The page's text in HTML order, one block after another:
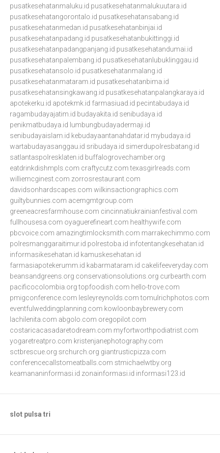
pusatkesehatanmaluku.id pusatkesehatanmalukuutara.id
pusatkesehatangorontalo.id pusatkesehatansabang.id
pusatkesehatanmedan.id pusatkesehatanbinjai.id
pusatkesehatanpadang.id pusatkesehatanbukittinggi.id
pusatkesehatanpadangpanjang.id pusatkesehatandumai.id
pusatkesehatanpalembang.id pusatkesehatanlubuklinggau.id
pusatkesehatansolo.id pusatkesehatanmalang.id
pusatkesehatanmataram.id pusatkesehatanbima.id
pusatkesehatansingkawang.id pusatkesehatanpalangkaraya.id
apotekerku.id apotekmk.id farmasiuad.id pecintabudaya.id
ragambudayajatim.id budayakita.id senibudaya.id
penikmatbudaya.id lumbungbudayadermaji.id
senibudayaislam.id kebudayaantanahdatar.id mybudaya.id
wartabudayasanggau.id sribudaya.id simerdupolresbatang.id
satlantaspolresklaten.id buffalogrovechamber.org
eatdrinkdishmpls.com craftycutz.com texasgirlreads.com
williemcginest.com zorrosrestaurant.com
davidsonhardscapes.com wilkinsactiongraphics.com
guiltybunnies.com acemgmtgroup.com
greeneacresfarmhouse.com cincinnatiukrainianfestival.com
fullhousesa.com oyaguerefineart.com healthywife.com
pbcvoice.com amazingtimlocksmith.com marrakechimmo.com
polresmanggaraitimur.id polrestoba.id infotentangkesehatan.id
informasikesehatan.id kamuskesehatan.id
farmasiapotekerumm.id kabarmataram.id cakelifeeveryday.com
beansandgreens.org conservationsolutions.org curbearth.com
pacificocolombia.org topfoodish.com hello-trove.com
pmigconference.com lesleyreynolds.com tomulrichphotos.com
eventfulweddingplanning.com kowloonbaybrewery.com
lachilenita.com abgolo.com oregopilot.com
costaricacasadaretodream.com myfortworthpodiatrist.com
yogaretreatpro.com kristenjanephotography.com
sctbrescue.org srchurch.org giantrusticpizza.com
conferencecallstomeatballs.com stmichaelwtby.org
keamananinformasi.id zonainformasi.id informasi123.id
slot pulsa tri